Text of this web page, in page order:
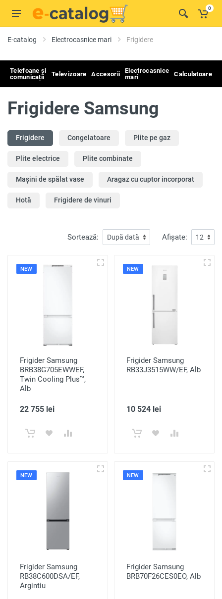
0
E-catalog Electrocasnice mari Frigidere
Telefoane și
comunicații
Televizoare Accesorii
Electrocasnice
mari
Calculatoare
Frigidere Samsung
Frigidere Congelatoare Plite pe gaz
Plite electrice Plite combinate
Mașini de spălat vase Aragaz cu cuptor incorporat
Hotă Frigidere de vinuri
Sortează: Afișate:
NEW
Frigider Samsung
BRB38G705EWWEF,
Twin Cooling Plus™,
Alb
22 755 lei
NEW
Frigider Samsung
RB33J3515WW/EF, Alb
10 524 lei
NEW
Frigider Samsung
RB38C600DSA/EF,
Argintiu
NEW
Frigider Samsung
BRB70F26CES0EO, Alb